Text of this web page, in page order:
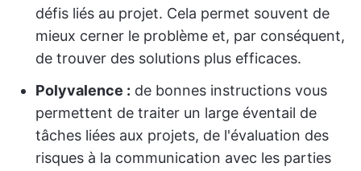
défis liés au projet. Cela permet souvent de
mieux cerner le problème et, par conséquent,
de trouver des solutions plus efficaces.
Polyvalence : de bonnes instructions vous
permettent de traiter un large éventail de
tâches liées aux projets, de l'évaluation des
risques à la communication avec les parties